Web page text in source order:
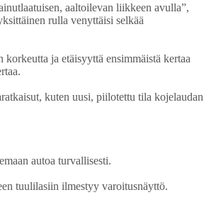
aaltoilevan liikkeen avulla”,
rulla venyttäisi selkää
ja etäisyyttä ensimmäistä kertaa
kuten uusi, piilotettu tila kojelaudan
autoa turvallisesti.
tuulilasiin ilmestyy varoitusnäyttö.